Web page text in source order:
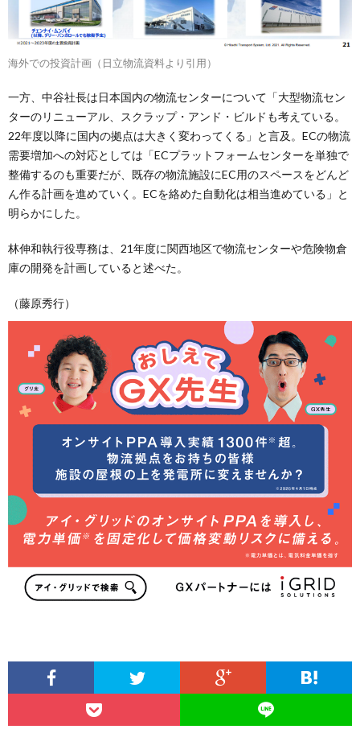
海外での投資計画（日立物流資料より引用）
一方、中谷社長は日本国内の物流センターについて「大型物流セン
ターのリニューアル、スクラップ・アンド・ビルドも考えている。
22年度以降に国内の拠点は大きく変わってくる」と言及。ECの物流
需要増加への対応としては「ECプラットフォームセンターを単独で
整備するのも重要だが、既存の物流施設にEC用のスペースをどんど
ん作る計画を進めていく。ECを絡めた自動化は相当進めている」と
明らかにした。
林伸和執行役専務は、21年度に関西地区で物流センターや危険物倉
庫の開発を計画していると述べた。
（藤原秀行）